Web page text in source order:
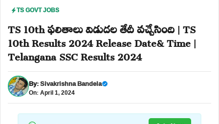
TS GOVT JOBS
TS 10th ఫలితాలు విడుదల తేదీ వచ్చేసింది | TS
10th Results 2024 Release Date& Time |
Telangana SSC Results 2024
By:Sivakrishna Bandela
On: April 1, 2024